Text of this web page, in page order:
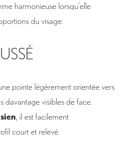
harmonieuse lorsqu’elle
du visage.
pointe légèrement orientée vers
davantage visibles de face.
, il est facilement
court et relevé.